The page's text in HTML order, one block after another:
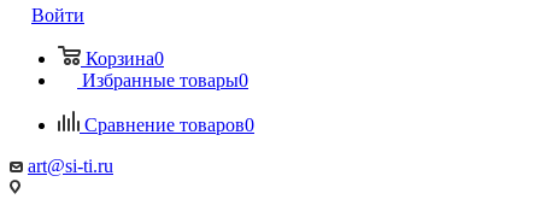
Войти
Корзина0
Избранные товары0
Сравнение товаров0
art@si-ti.ru